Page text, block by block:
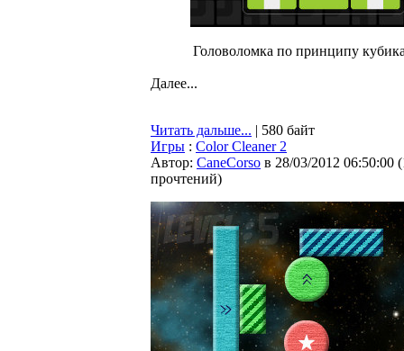
Головоломка по принципу
Далее...
Читать дальше... | 580 байт
Игры : Color Cleaner 2
Автор: CaneCorso в 28/03/2012 06:50:00 (
прочтений)